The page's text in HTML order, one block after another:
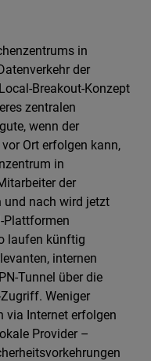
in
der
Breakout-Konzept
zentralen
wenn der
Ort erfolgen kann,
in
der
und nach wird jetzt
Plattformen
laufen künftig
internen
Tunnel über die
Weniger
via Internet erfolgen
Provider –